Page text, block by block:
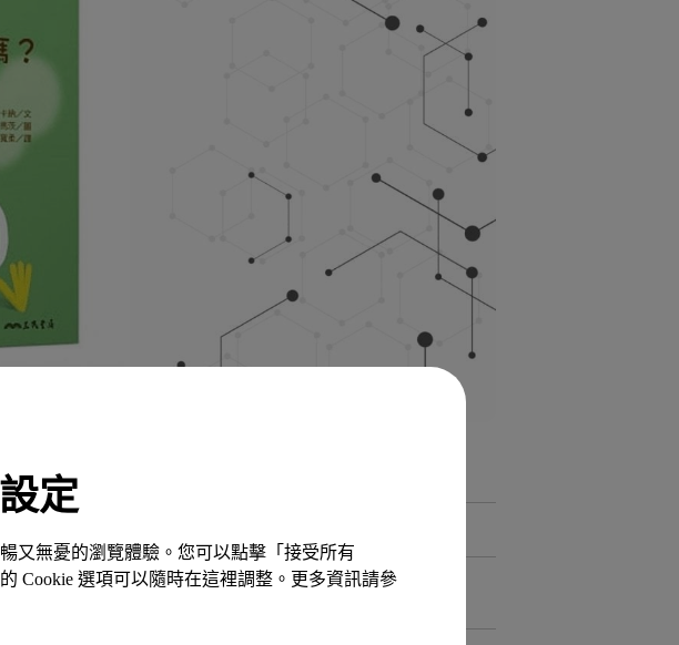
定
又無憂的瀏覽體驗。您可以點擊「接受所有
Cookie 選項可以隨時在這裡調整。更多資訊請參
艾塔．卡納